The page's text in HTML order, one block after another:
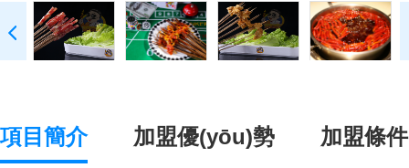
項目簡介 加盟優(yōu)勢 加盟條件